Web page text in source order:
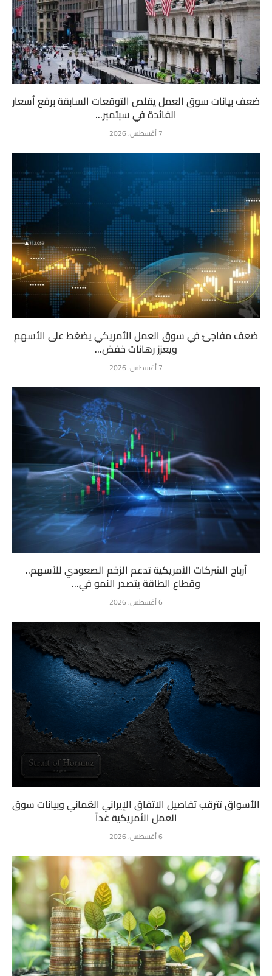
ضعف بيانات سوق العمل يقلص التوقعات السابقة برفع أسعار
الفائدة في سبتمبر...
7 أغسطس، 2026
ضعف مفاجئ في سوق العمل الأمريكي يضغط على الأسهم
ويعزز رهانات خفض...
7 أغسطس، 2026
أرباح الشركات الأمريكية تدعم الزخم الصعودي للأسهم..
وقطاع الطاقة يتصدر النمو في...
6 أغسطس، 2026
الأسواق تترقب تفاصيل الاتفاق الإيراني العُماني وبيانات سوق
العمل الأمريكية غداً
6 أغسطس، 2026